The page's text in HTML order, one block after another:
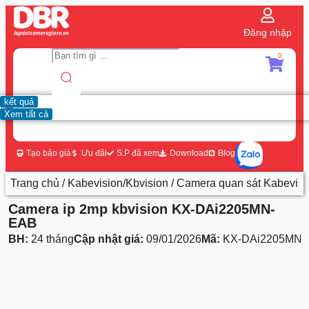
Đăng nhập
kết quả
Xem tất cả
0
Tạo báo giá Ưu đãi S.P đã xem Download Blog
Trang chủ / Kabevision/Kbvision /Camera quan sát
Camera ip 2mp kbvision KX-DAi2205MN-
EAB
BH: 24 thángCập nhật giá: 09/01/2026Mã: KX-DAi2205MN-